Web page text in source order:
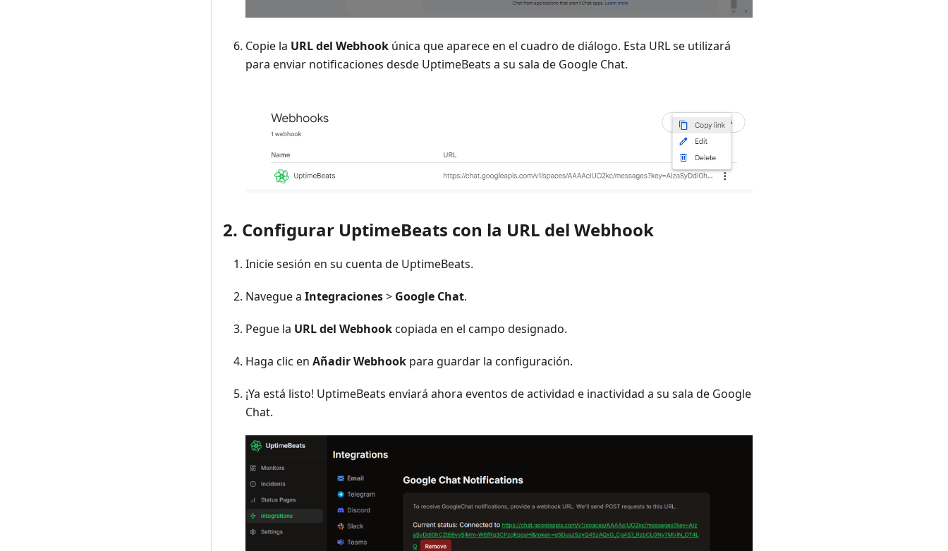
Copie la URL del Webhook única que aparece en el cuadro de diálogo. Esta URL se utilizará
para enviar notificaciones desde UptimeBeats a su sala de Google Chat.
2. Configurar UptimeBeats con la URL del Webhook
Inicie sesión en su cuenta de UptimeBeats.
Navegue a Integraciones> Google Chat.
Pegue la URL del Webhookcopiada en el campo designado.
Haga clic en Añadir Webhook para guardar la configuración.
¡Ya está listo! UptimeBeats enviará ahora eventos de actividad e inactividad a su sala de Google
Chat.